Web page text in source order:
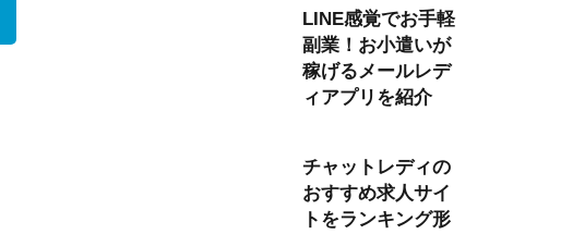
LINE感覚でお手軽
副業！お小遣いが
稼げるメールレデ
ィアプリを紹介
チャットレディの
おすすめ求人サイ
トをランキング形